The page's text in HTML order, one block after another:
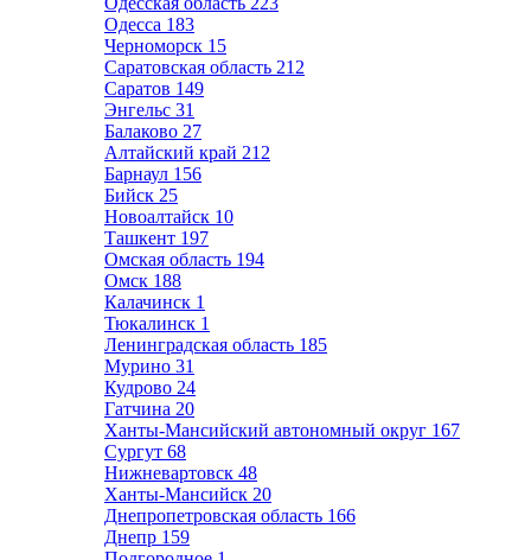
Одесса 183
Черноморск 15
Саратовская область 212
Саратов 149
Энгельс 31
Балаково 27
Алтайский край 212
Барнаул 156
Бийск 25
Новоалтайск 10
Ташкент 197
Омская область 194
Омск 188
Калачинск 1
Тюкалинск 1
Ленинградская область 185
Мурино 31
Кудрово 24
Гатчина 20
Ханты-Мансийский автономный округ 167
Сургут 68
Нижневартовск 48
Ханты-Мансийск 20
Днепропетровская область 166
Днепр 159